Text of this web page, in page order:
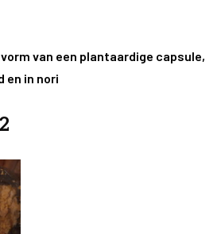
van een plantaardige capsule,
en in nori